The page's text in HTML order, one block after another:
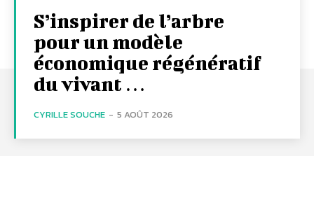
S’inspirer de l’arbre
pour un modèle
économique régénératif
du vivant …
CYRILLE SOUCHE - 5 AOÛT 2026